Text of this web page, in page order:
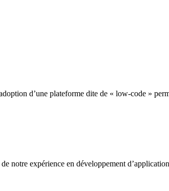
d’une plateforme dite de « low-code »
expérience en développement